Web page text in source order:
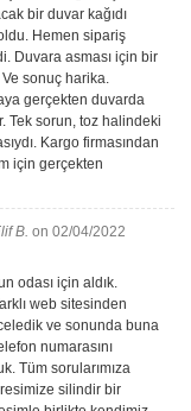
bir duvar kağıdı
Hemen sipariş
Duvara asması için bir
sonuç harika.
gerçekten duvarda
Tek sorun, toz halindeki
Kargo firmasından
için gerçekten
B. on 02/04/2022
odası için aldık.
web sitesinden
ve sonunda buna
numarasını
Tüm sorularımıza
silindir bir